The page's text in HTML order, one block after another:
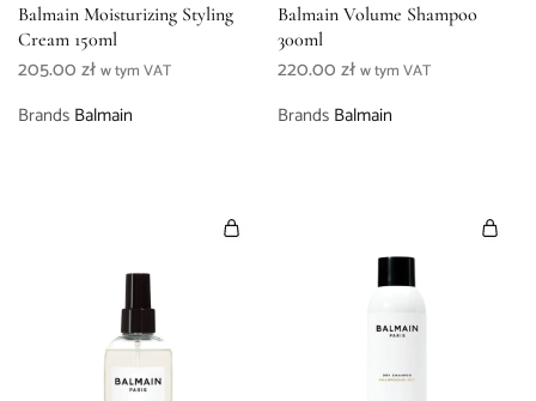
Balmain Moisturizing Styling
Cream 150ml
205.00złw tym VAT
Brands Balmain
Balmain Volume Shampoo
300ml
220.00zł w tym VAT
Brands Balmain